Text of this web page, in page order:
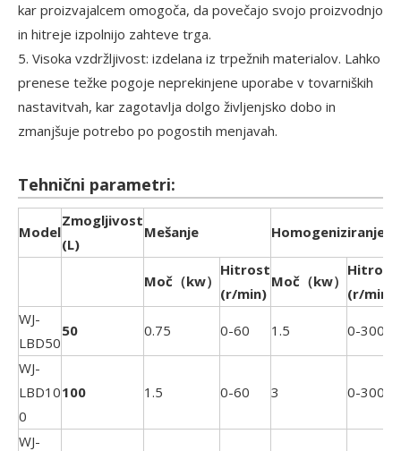
kar proizvajalcem omogoča, da povečajo svojo proizvodnjo
in hitreje izpolnijo zahteve trga.
5. Visoka vzdržljivost: izdelana iz trpežnih materialov. Lahko
prenese težke pogoje neprekinjene uporabe v tovarniških
nastavitvah, kar zagotavlja dolgo življenjsko dobo in
zmanjšuje potrebo po pogostih menjavah.
Tehnični parametri:
Model
Zmogljivost
(L)
Mešanje Homogeniziranje
Moč（kw）
Hitrost
(r/min)
Moč（kw）
Hitrost
(r/min)
WJ-
LBD50
50 0.75 0-60 1.5 0-3000
WJ-
LBD10
0
100 1.5 0-60 3 0-3000
WJ-